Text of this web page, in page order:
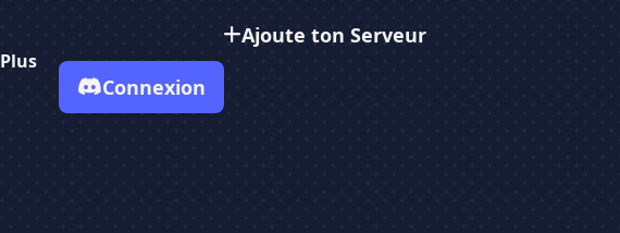
Plus
Ajoute ton Serveur
Connexion